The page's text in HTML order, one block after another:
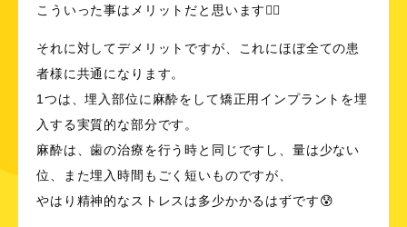
こういった事はメリットだと思います👌🏻
それに対してデメリットですが、これにほぼ全ての患
者様に共通になります。
1つは、埋入部位に麻酔をして矯正用インプラントを埋
入する実質的な部分です。
麻酔は、歯の治療を行う時と同じですし、量は少ない
位、また埋入時間もごく短いものですが、
やはり精神的なストレスは多少かかるはずです😰